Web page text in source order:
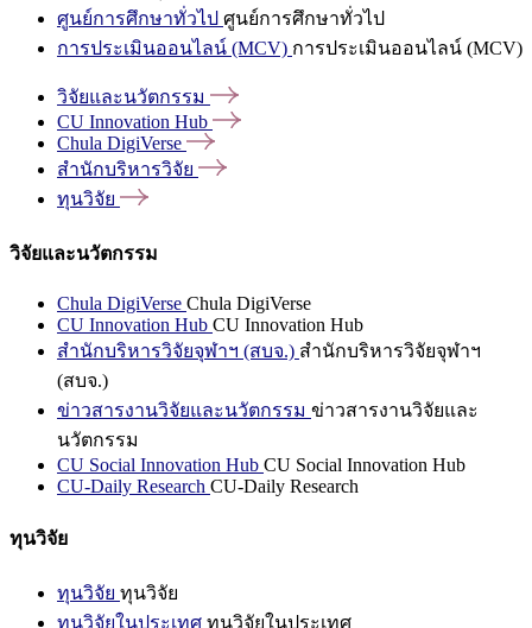
ศูนย์การศึกษาทั่วไป ศูนย์การศึกษาทั่วไป
การประเมินออนไลน์ (MCV) การประเมินออนไลน์ (MCV)
วิจัยและนวัตกรรม
CU Innovation Hub
Chula DigiVerse
สำนักบริหารวิจัย
ทุนวิจัย
วิจัยและนวัตกรรม
Chula DigiVerse Chula DigiVerse
CU Innovation Hub CU Innovation Hub
สำนักบริหารวิจัยจุฬาฯ (สบจ.) สำนักบริหารวิจัยจุฬาฯ
(สบจ.)
ข่าวสารงานวิจัยและนวัตกรรม ข่าวสารงานวิจัยและ
นวัตกรรม
CU Social Innovation Hub CU Social Innovation Hub
CU-Daily Research CU-Daily Research
ทุนวิจัย
ทุนวิจัย ทุนวิจัย
ทุนวิจัยในประเทศ ทุนวิจัยในประเทศ